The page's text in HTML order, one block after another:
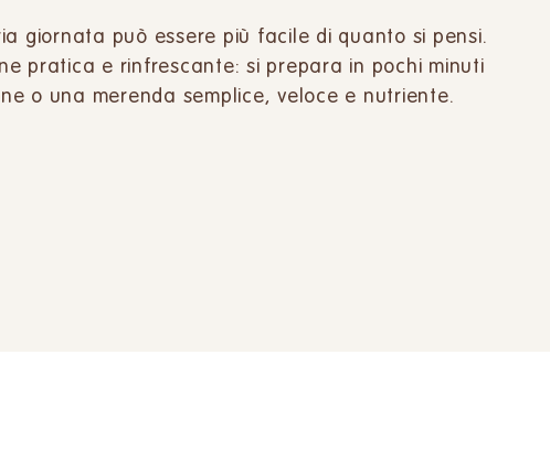
giornata può essere più facile di quanto si pensi.
pratica e rinfrescante: si prepara in pochi minuti
o una merenda semplice, veloce e nutriente.